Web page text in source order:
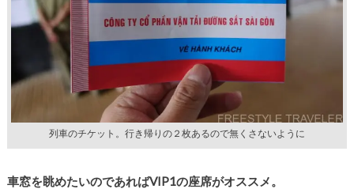
列車のチケット。行き帰りの２枚あるので無くさないように
車窓を眺めたいのであればVIP1の座席がオススメ。